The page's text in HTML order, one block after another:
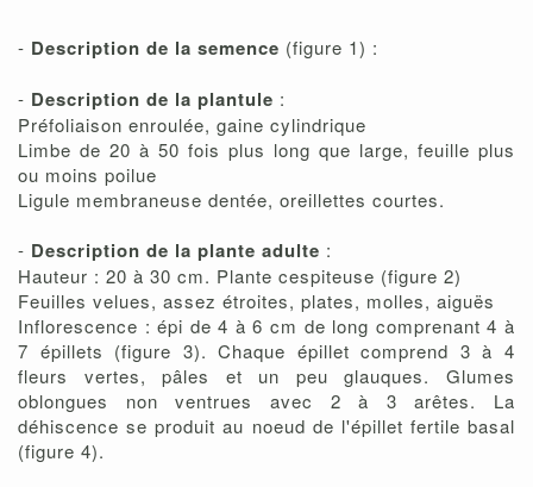
- Description de la semence (figure 1) :
- Description de la plantule :
Préfoliaison enroulée, gaine cylindrique
Limbe de 20 à 50 fois plus long que large, feuille plus
ou moins poilue
Ligule membraneuse dentée, oreillettes courtes.
- Description de la plante adulte :
Hauteur : 20 à 30 cm. Plante cespiteuse (figure 2)
Feuilles velues, assez étroites, plates, molles, aiguës
Inflorescence : épi de 4 à 6 cm de long comprenant 4 à
7 épillets (figure 3). Chaque épillet comprend 3 à 4
fleurs vertes, pâles et un peu glauques. Glumes
oblongues non ventrues avec 2 à 3 arêtes. La
déhiscence se produit au noeud de l'épillet fertile basal
(figure 4).